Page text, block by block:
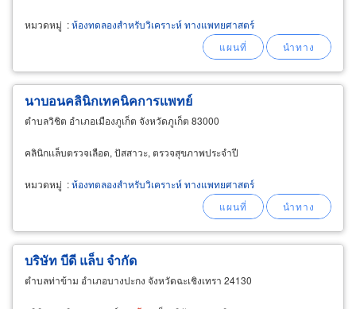
หมวดหมู่ :ห้องทดลองสำหรับวิเคราะห์ ทางแพทยศาสตร์
นาบอนคลินิกเทคนิคการเเพทย์
ตำบลวิชิต อำเภอเมืองภูเก็ต จังหวัดภูเก็ต 83000
คลินิกเเล็บตรวจเลือด, ปัสสาวะ, ตรวจสุขภาพประจำปี
หมวดหมู่ :ห้องทดลองสำหรับวิเคราะห์ ทางแพทยศาสตร์
บริษัท บีดี แล็บ จำกัด
ตำบลท่าข้าม อำเภอบางปะกง จังหวัดฉะเชิงเทรา 24130